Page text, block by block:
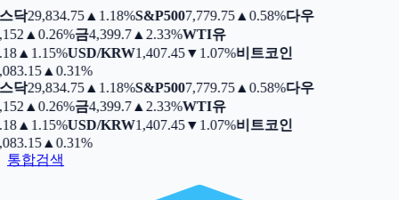
닥29,834.75▲ 1.18%S&P5007,779.75▲ 0.58%다우
▲ 0.26%금4,399.7▲ 2.33%WTI유
▲ 1.15%USD/KRW1,407.45▼ 1.07%비트코인
▲ 0.31%
닥29,834.75▲ 1.18%S&P5007,779.75▲ 0.58%다우
▲ 0.26%금4,399.7▲ 2.33%WTI유
▲ 1.15%USD/KRW1,407.45▼ 1.07%비트코인
▲ 0.31%
통합검색